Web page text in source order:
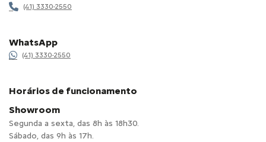
(41) 3330-2550
WhatsApp
(41) 3330-2550
Horários de funcionamento
Showroom
Segunda a sexta, das 8h às 18h30.
Sábado, das 9h às 17h.